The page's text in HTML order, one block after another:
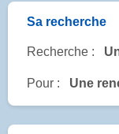
Sa recherche
Recherche :
Pour : Une